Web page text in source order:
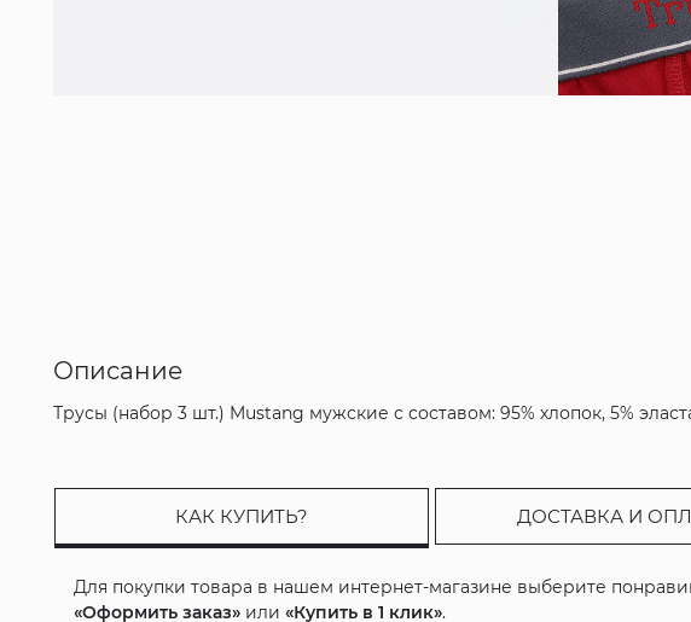
Описание
Трусы (набор 3 шт.) Mustang мужские с составом: 95% хлопок, 5%
КАК КУПИТЬ? ДОСТАВКА И
Для покупки товара в нашем интернет-магазине выберите
«Оформить заказ» или«Купить в 1 клик».